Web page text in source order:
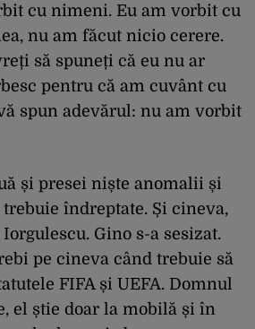
cu nimeni. Eu am vorbit cu
nu am făcut nicio cerere.
să spuneți că eu nu ar
pentru că am cuvânt cu
spun adevărul: nu am vorbit
și presei niște anomalii și
îndreptate. Și cineva,
Gino s-a sesizat.
pe cineva când trebuie să
FIFA și UEFA. Domnul
el știe doar la mobilă și în